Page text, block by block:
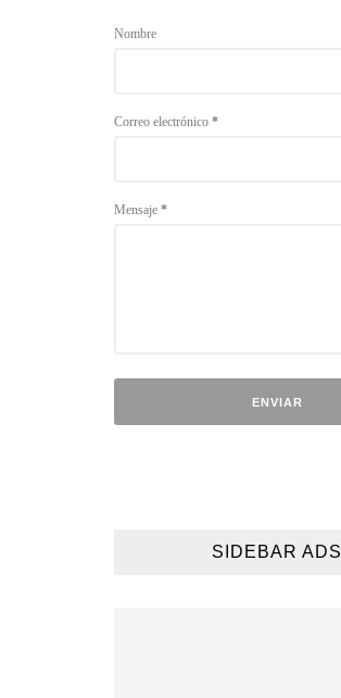
Nombre
Correo electrónico *
Mensaje *
SIDEBAR ADS